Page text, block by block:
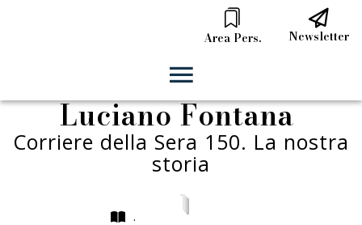
Area Pers. Newsletter
Luciano Fontana
Corriere della Sera 150. La nostra
storia
.